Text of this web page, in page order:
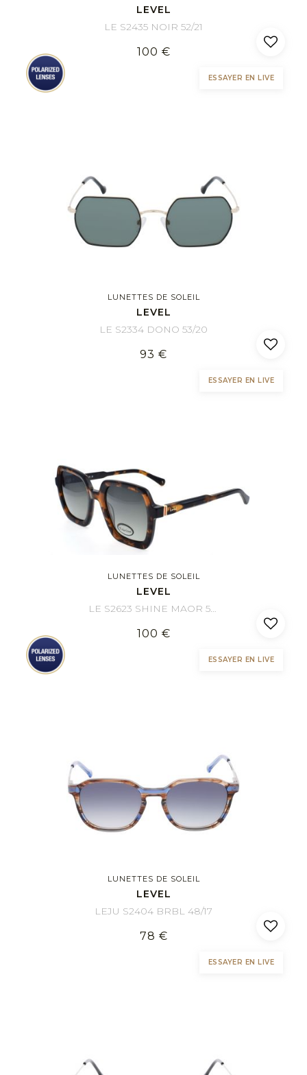
LEVEL
LE S2435 NOIR 52/21
100 €
ESSAYER EN LIVE
LUNETTES DE SOLEIL
LEVEL
LE S2334 DONO 53/20
93 €
ESSAYER EN LIVE
LUNETTES DE SOLEIL
LEVEL
LE S2623 SHINE MAOR 51/24
100 €
ESSAYER EN LIVE
LUNETTES DE SOLEIL
LEVEL
LEJU S2404 BRBL 48/17
78 €
ESSAYER EN LIVE